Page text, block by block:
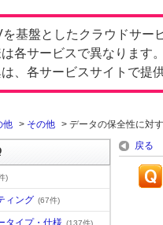
基盤としたクラウドサー
各サービスで異なります。
、各サービスサイトで提
他 > その他 > データの保全性に対
)
ィング (67件)
タイプ・仕様 (137件)
戻る